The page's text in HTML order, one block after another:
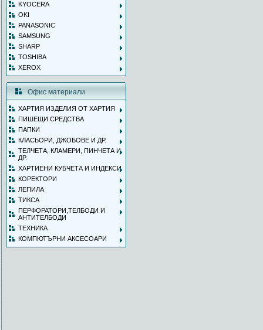
KYOCERA
OKI
PANASONIC
SAMSUNG
SHARP
TOSHIBA
XEROX
Офис материали
ХАРТИЯ ИЗДЕЛИЯ ОТ ХАРТИЯ
ПИШЕЩИ СРЕДСТВА
ПАПКИ
КЛАСЬОРИ, ДЖОБОВЕ И ДР.
ТЕЛЧЕТА, КЛАМЕРИ, ПИНЧЕТА И
ДР.
ХАРТИЕНИ КУБЧЕТА И ИНДЕКСИ
КОРЕКТОРИ
ЛЕПИЛА
ТИКСА
ПЕРФОРАТОРИ,ТЕЛБОДИ И
АНТИТЕЛБОДИ
ТЕХНИКА
КОМПЮТЪРНИ АКСЕСОАРИ